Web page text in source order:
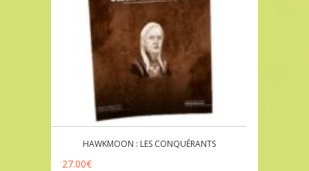
HAWKMOON : LES CONQUÉRANTS
27.00€